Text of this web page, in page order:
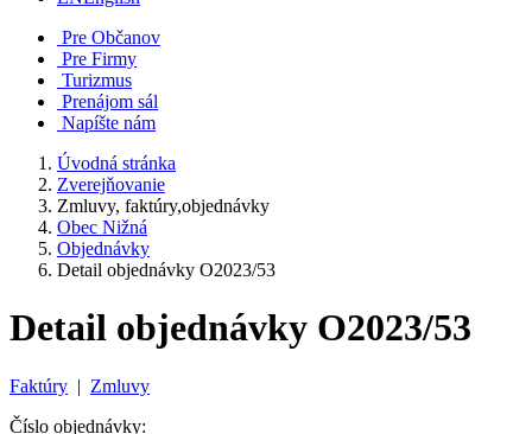
Pre Občanov
Pre Firmy
Turizmus
Prenájom sál
Napíšte nám
Úvodná stránka
Zverejňovanie
Zmluvy, faktúry,objednávky
Obec Nižná
Objednávky
Detail objednávky O2023/53
Detail objednávky O2023/53
Faktúry | Zmluvy
Číslo objednávky: